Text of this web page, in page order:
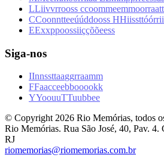
LLiivvrrooss ccoommeemmoorraatt
CCoonntteeúúddooss HHiissttóórrii
EExxppoossiiççõõeess
Siga-nos
IInnssttaaggrraamm
FFaacceebbooookk
YYoouuTTuubbee
© Copyright 2026 Rio Memórias, todos
Rio Memórias. Rua São José, 40, Pav. 4.
RJ
riomemorias@riomemorias.com.br